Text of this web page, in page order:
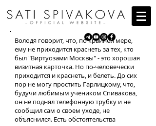
Володя говорит, что, по крайней мере,
ему не приходится краснеть за тех, кто
был "Виртуозами Москвы" - это хорошая
визитная карточка. Но по-человечески
приходится и краснеть, и белеть. До сих
пор не могу простить Гарлицкому, что,
будучи любимым учеником Спивакова,
он не поднял телефонную трубку и не
сообщил сам о своем уходе, не
объяснился. Есть обстоятельства